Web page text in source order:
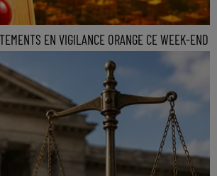
EN VIGILANCE ORANGE CE WEEK-END